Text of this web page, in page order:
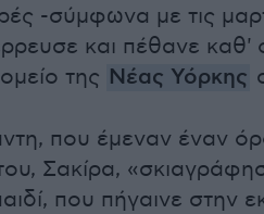
-σύμφωνα με τις
και πέθανε καθ'
της Νέας Υόρκης
που έμεναν έναν
Σακίρα,
που πήγαινε στην